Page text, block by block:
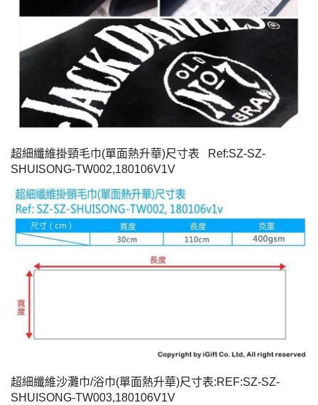
超細纖維掛頸毛巾(單面熱升華)尺寸表 Ref:SZ-SZ-
SHUISONG-TW002,180106V1V
超細纖維沙灘巾/浴巾(單面熱升華)尺寸表:REF:SZ-SZ-
SHUISONG-TW003,180106V1V